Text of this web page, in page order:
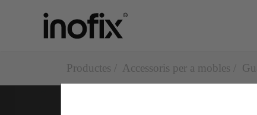
Productes Accessoris per a mobles